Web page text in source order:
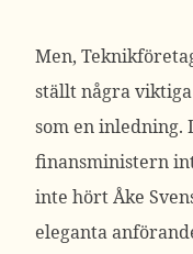
Men,
ställt några
som en inledning.
finansministern
inte hört Åke
eleganta